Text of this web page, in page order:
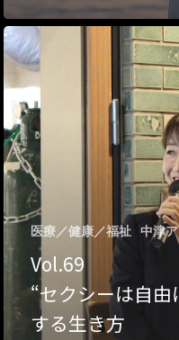
医療／健康／福祉 中津
Vol.69
“セクシーは自
する生き方